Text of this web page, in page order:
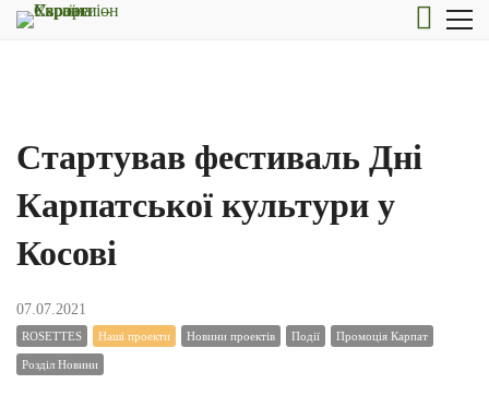
Стартував фестиваль Дні
Карпатської культури у
Косові
07.07.2021
ROSETTES Наші проекти Новини проектів Події Промоція Карпат
Розділ Новини